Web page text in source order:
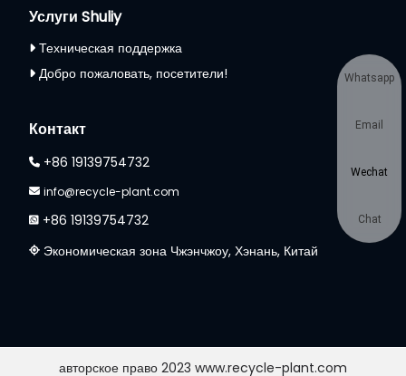
Услуги Shuliy
Техническая поддержка
Добро пожаловать, посетители!
Контакт
+86 19139754732
info@recycle-plant.com
+86 19139754732
Экономическая зона Чжэнчжоу, Хэнань, Китай
авторское право 2023 www.recycle-plant.com
Whatsapp
Email
Wechat
Chat